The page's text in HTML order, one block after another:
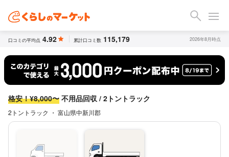
口コミの平均点 4.92 累計口コミ数 115,179 2026年8月時点
格安！¥8,000〜 不用品回収 / 2トントラック
2トントラック ・ 富山県中新川郡